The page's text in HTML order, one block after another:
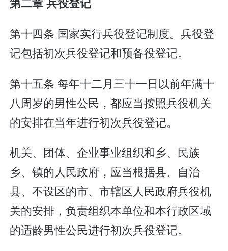
第十四条 国家实行兵役登记制度。兵役登
记包括初次兵役登记和预备役登记。
第十五条 每年十二月三十一日以前年满十
八周岁的男性公民，都应当按照兵役机关
的安排在当年进行初次兵役登记。
机关、团体、企业事业组织和乡、民族
乡、镇的人民政府，应当根据县、自治
县、不设区的市、市辖区人民政府兵役机
关的安排，负责组织本单位和本行政区域
的适龄男性公民进行初次兵役登记。